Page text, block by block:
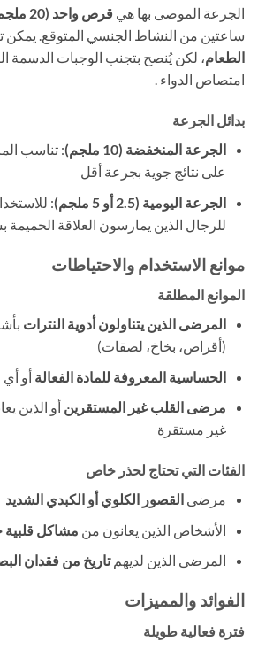
الجرعة الموصى بها هي قرص واحد (20 ملجم)
ساعتين من النشاط الجنسي المتوقع. يمكن
الطعام، لكن يُنصح بتجنب الوجبات الدسمة
امتصاص الدواء .
بدائل الجرعة
الجرعة المنخفضة (10 ملجم)
: تناسب
على نتائج جوية بجرعة أقل
الجرعة اليومية (2.5 أو 5 ملجم)
:
للرجال الذين يمارسون العلاقة
موانع الاستخدام والاحتياطات
الموانع المطلقة
المرضى الذين يتناولون أدوية النترات
(أقراص، بخاخ، لصقات)
الحساسية المعروفة للمادة الفعالة أو
مرضى القلب غير المستقرين أو الذين
غير مستقرة
الفئات التي تحتاج لحذر خاص
مرضى القصور الكلوي أو الكبدي الشديد
الأشخاص الذين يعانون من مشاكل
المرضى الذين لديهمتاريخ من فقدان
الفوائد والمميزات
فترة فعالية طويلة